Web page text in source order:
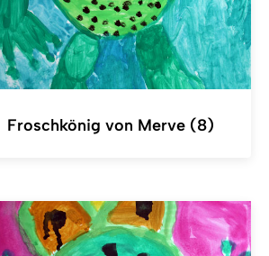
Froschkönig von Merve (8)